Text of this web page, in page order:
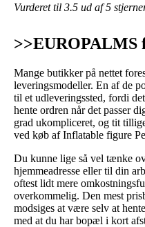
Vurderet til 3.5 ud af 5
>>EUROPALMS
Mange butikker på nettet
leveringsmodeller. En af de
til et udleveringssted, fordi
hente ordren når det passer
grad ukompliceret, og tit
ved køb af Inflatable figure
Du kunne lige så vel tænke
hjemmeadresse eller til din
oftest lidt mere
overkommelig. Den mest
modsiges at være selv at
med at du har bopæl i kort